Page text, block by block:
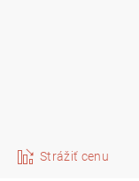
Strážiť cenu